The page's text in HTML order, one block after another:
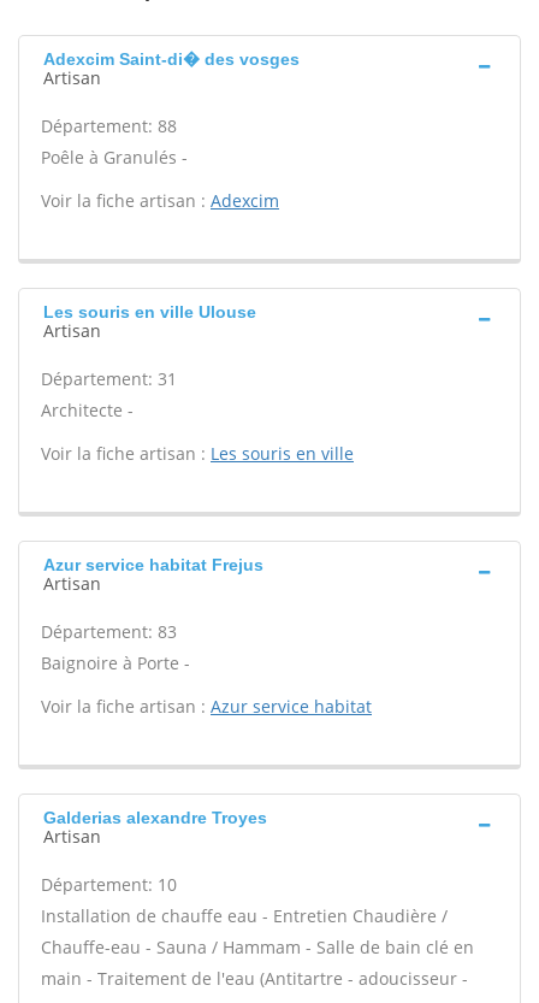
Adexcim Saint-di� des vosges
Artisan
Département: 88
Poêle à Granulés -
Voir la fiche artisan : Adexcim
Les souris en ville Ulouse
Artisan
Département: 31
Architecte -
Voir la fiche artisan : Les souris en ville
Azur service habitat Frejus
Artisan
Département: 83
Baignoire à Porte -
Voir la fiche artisan : Azur service habitat
Galderias alexandre Troyes
Artisan
Département: 10
Installation de chauffe eau - Entretien Chaudière /
Chauffe-eau - Sauna / Hammam - Salle de bain clé en
main - Traitement de l'eau (Antitartre - adoucisseur -